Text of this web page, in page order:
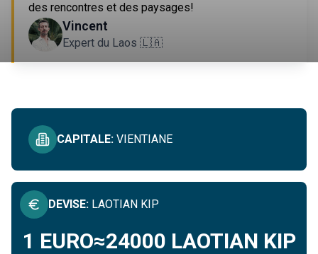
des rencontres et des paysages!
Vincent
Expert du Laos 🇱🇦
IMMERSIF EN LAOS
CAPITALE: VIENTIANE
DEVISE: LAOTIAN KIP
1 EURO≈24000 LAOTIAN KIP